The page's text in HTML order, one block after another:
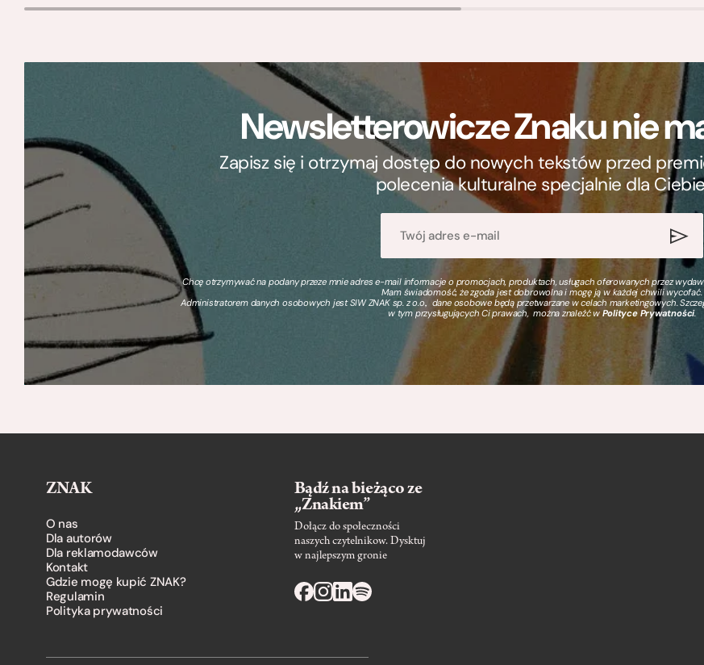
Newsletterowicze Znaku nie
Zapisz się i otrzymaj dostęp do nowych tekstów przed
polecenia kulturalne specjalnie dla
Chcę otrzymywać na podany przeze mnie adres e-mail informacje o promocjach, produktach, usługach oferowanych przez
Mam świadomość, że zgoda jest dobrowolna i mogę ją w każdej chwili wycofać.
Administratorem danych osobowych jest SIW ZNAK sp. z o.o., dane osobowe będą przetwarzane w celach marketingowych.
w tym przysługujących Ci prawach, można znaleźć wPolityce Prywatności.
ZNAK
O nas
Dla autorów
Dla reklamodawców
Kontakt
Gdzie mogę kupić ZNAK?
Regulamin
Polityka prywatności
Bądź na bieżąco ze
„Znakiem”
Dołącz do społeczności
naszych czytelnikow. Dysktuj
w najlepszym gronie